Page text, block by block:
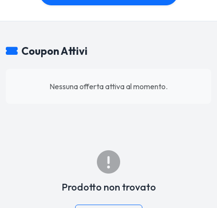
Coupon Attivi
Nessuna offerta attiva al momento.
Prodotto non trovato